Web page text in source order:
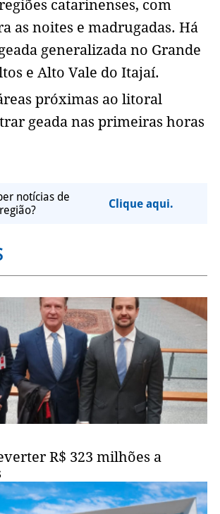
catarinenses, com
as noites e madrugadas. Há
generalizada no Grande
e Alto Vale do Itajaí.
próximas ao litoral
geada nas primeiras horas
notícias de
Clique aqui.
R$ 323 milhões a